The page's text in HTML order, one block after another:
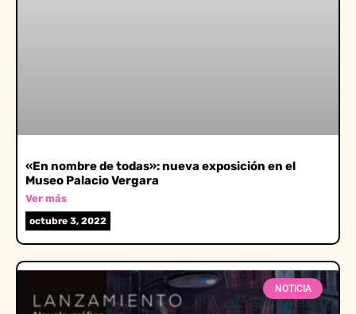
«En nombre de todas»: nueva exposición en el
Museo Palacio Vergara
Ver más
octubre 3, 2022
NOTICIA